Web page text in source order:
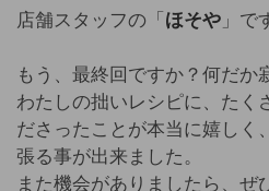
店舗スタッフの「 ほそや 」で
もう、最終回ですか？何だか
わたしの拙いレシピに、たく
ださったことが本当に嬉しく
張る事が出来ました。
また機会がありましたら、ぜ